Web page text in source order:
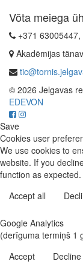
Võta meiega
+371
Akadēmijas
© 2026 Jelgavas
EDEVON
Save
Cookies user
We use cookies to
website. If you
function as expected.
Accept all
Google Analytics
(derīguma termiņš 1
Accept
Decline